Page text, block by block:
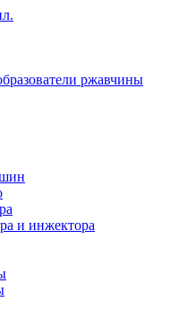
ржавчины
и инжектора